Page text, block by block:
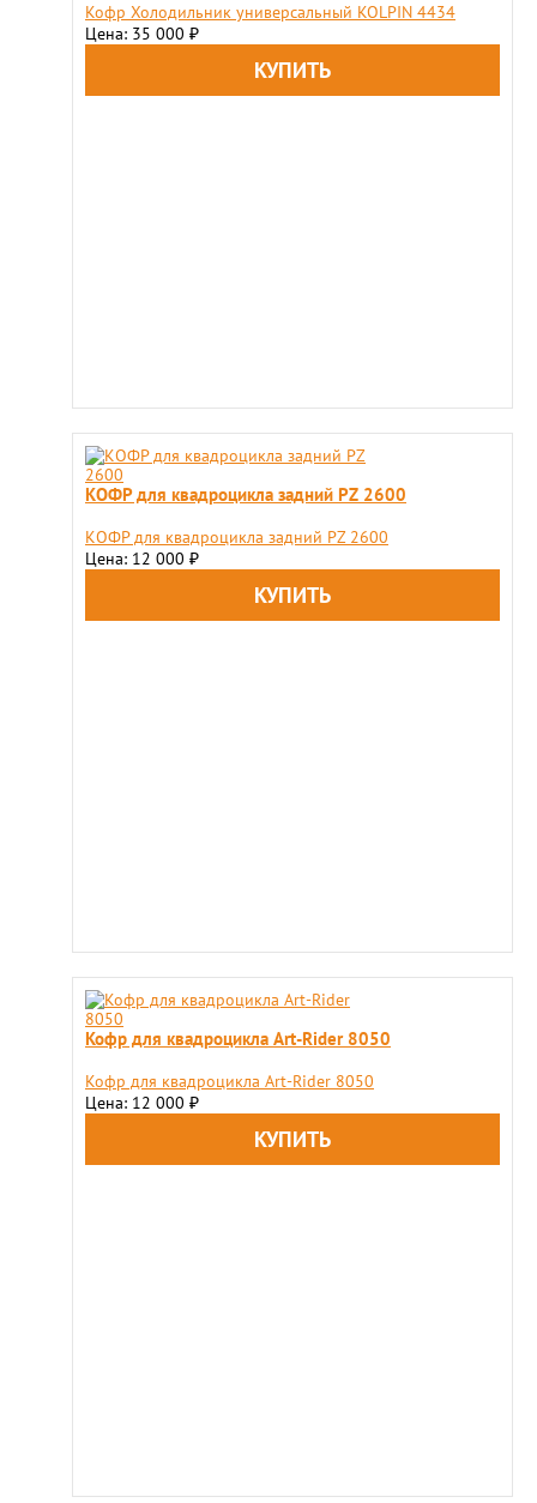
Кофр Холодильник универсальный KOLPIN 4434
Цена: 35 000 ₽
КОФР для квадроцикла задний PZ 2600
КОФР для квадроцикла задний PZ 2600
Цена: 12 000 ₽
Кофр для квадроцикла Art-Rider 8050
Кофр для квадроцикла Art-Rider 8050
Цена: 12 000 ₽